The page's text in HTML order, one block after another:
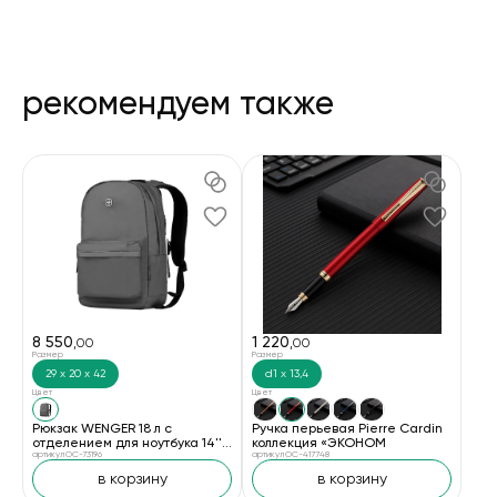
рекомендуем также
8 550,00
Размер
29 х 20 х 42
Цвет
Рюкзак WENGER 18 л с
отделением для ноутбука 14''
и с водоотталкивающим
покрытием, серый
артикул OC-73196
в корзину
1 220,00
Размер
d1 х 13,4
Цвет
Ручка перьевая Pierre Cardin
коллекция «ЭКОНОМ
артикул OC-417748
в корзину